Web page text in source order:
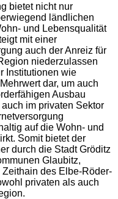
bietet nicht nur
ländlichen
und Lebensqualität
mit einer
auch der Anreiz für
niederzulassen
Institutionen wie
dar, um auch
Ausbau
auch im privaten Sektor
auf die Wohn- und
Somit bietet der
durch die Stadt Gröditz
Glaubitz,
des Elbe-Röder-
privaten als auch